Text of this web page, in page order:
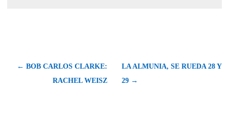
← BOB CARLOS CLARKE:
RACHEL WEISZ
LA ALMUNIA, SE RUEDA 28 Y
29 →